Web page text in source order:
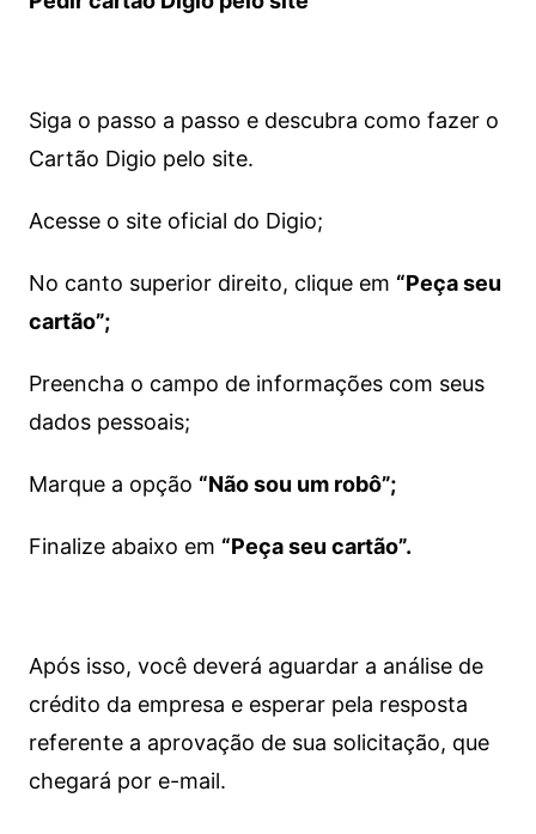
Siga o passo a passo e descubra como fazer o
Cartão Digio pelo site.
Acesse o site oficial do Digio;
No canto superior direito, clique em “Peça seu
cartão”;
Preencha o campo de informações com seus
dados pessoais;
Marque a opção “Não sou um robô”;
Finalize abaixo em “Peça seu cartão”.
Após isso, você deverá aguardar a análise de
crédito da empresa e esperar pela resposta
referente a aprovação de sua solicitação, que
chegará por e-mail.